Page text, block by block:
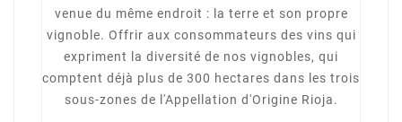
venue du même endroit : la terre et son propre
vignoble. Offrir aux consommateurs des vins qui
expriment la diversité de nos vignobles, qui
comptent déjà plus de 300 hectares dans les trois
sous-zones de l'Appellation d'Origine Rioja.